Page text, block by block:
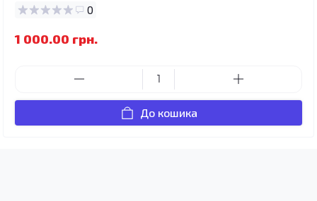
0
1 000.00 грн.
До кошика